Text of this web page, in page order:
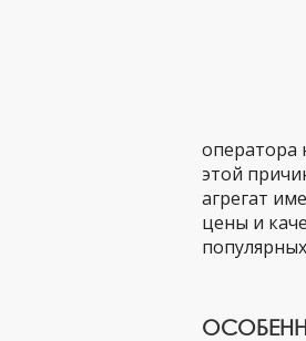
оператора
этой
агрегат
цены и